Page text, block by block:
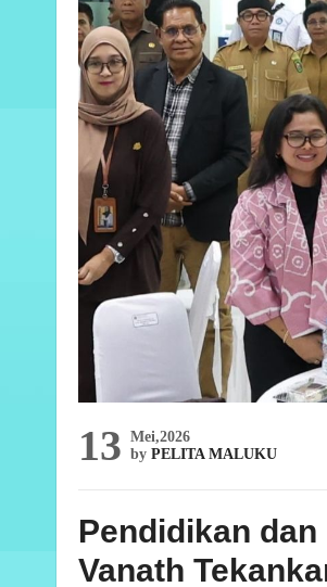
13 Mei,2026
by PELITA MALUKU
Pendidikan
Vanath